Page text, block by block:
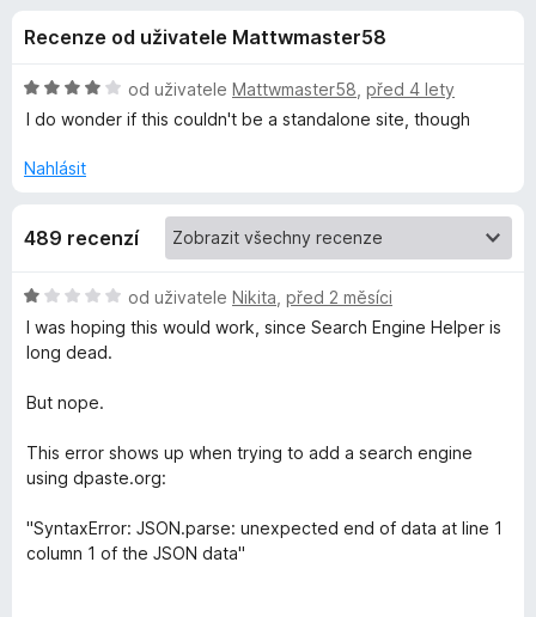
e
o
x
d
o
p
l
ň
k
u
A
d
,
z
5
Recenze od uživatele Mattwmaster58
H
o
n
e
í
4
z
od uživatele Mattwmaster58 před 4 lety
I do wonder if this couldn't be a standalone site, though
Nahlásit
489 recenzí
H
o
d
o
e
n
:
1
od uživatele Nikita před 2 měsíci
I was hoping this would work, since Search Engine Helper is
long dead.
But nope.
This error shows up when trying to add a search engine
using dpaste.org:
"SyntaxError: JSON.parse: unexpected end of data at line 1
column 1 of the JSON data"